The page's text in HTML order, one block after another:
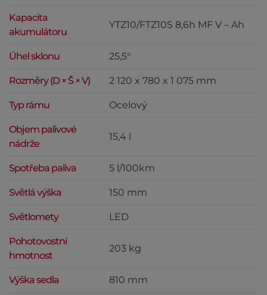
Kapacita
akumulátoru
YTZ10/FTZ10S 8,6h MF V – Ah
Úhel sklonu 25,5°
Rozměry (D × Š × V) 2 120 x 780 x 1 075 mm
Typ rámu Ocelový
Objem palivové
nádrže
15,4 l
Spotřeba paliva 5 l/100km
Světlá výška 150 mm
Světlomety LED
Pohotovostní
hmotnost
203 kg
Výška sedla 810 mm